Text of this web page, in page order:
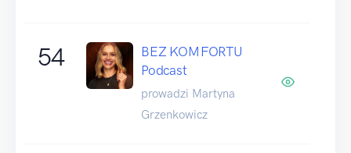
54
BEZ KOMFORTU
Podcast
prowadzi Martyna
Grzenkowicz